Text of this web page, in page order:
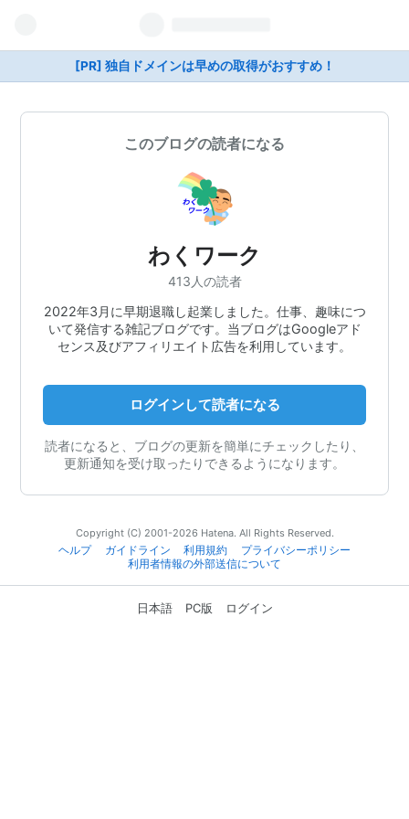
[PR] 独自ドメインは早めの取得がおすすめ！
このブログの読者になる
わくワーク
413人の読者
2022年3月に早期退職し起業しました。仕事、趣味につ
いて発信する雑記ブログです。当ブログはGoogleアド
センス及びアフィリエイト広告を利用しています。
ログインして読者になる
読者になると、ブログの更新を簡単にチェックしたり、
更新通知を受け取ったりできるようになります。
Copyright (C) 2001-2026 Hatena. All Rights Reserved.
ヘルプ
ガイドライン 利用規約
プライバシーポリシー
利用者情報の外部送信について
日本語 PC版 ログイン